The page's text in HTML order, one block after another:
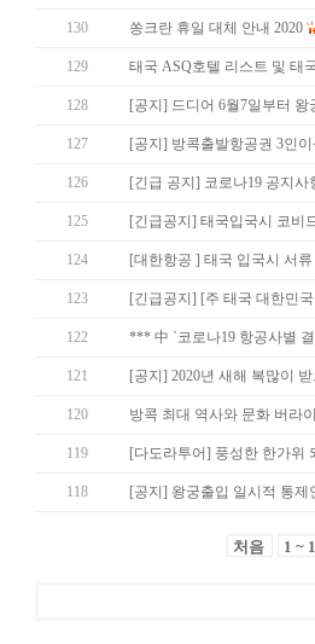
130 쏭크란 휴일 대체 안내 2020
129 태국 ASQ호텔 리스트 및 태
128 [공지] 드디어 6월7일부터
127 [공지] 방콕출발항공권 3인
126 [긴급 공지] 코로나19 공지
125 [긴급공지] 태국입국시 코비
124 [대한항공 ] 태국 입국시 서
123 [긴급공지] [주 태국 대한민
122 *** 中 `코로나19 항공사별
121 [공지] 2020년 새해 복많이
120 방콕 최대 역사와 문화 버라
119 [다도라투어] 풍성한 한가위
118 [공지] 왕궁출입 일시적 통제
처음 1 ~